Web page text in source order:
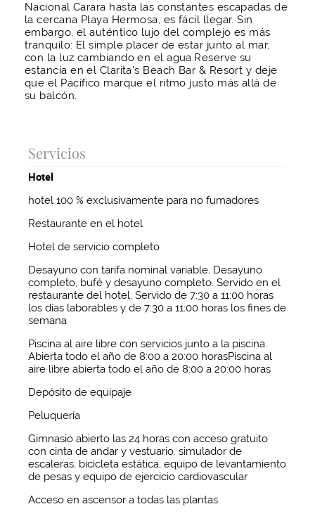
Nacional Carara hasta las constantes escapadas de
la cercana Playa Hermosa, es fácil llegar. Sin
embargo, el auténtico lujo del complejo es más
tranquilo: El simple placer de estar junto al mar,
con la luz cambiando en el agua.Reserve su
estancia en el Clarita's Beach Bar & Resort y deje
que el Pacífico marque el ritmo justo más allá de
su balcón.
Servicios
Hotel
hotel 100 % exclusivamente para no fumadores
Restaurante en el hotel
Hotel de servicio completo
Desayuno con tarifa nominal variable. Desayuno
completo, bufé y desayuno completo. Servido en el
restaurante del hotel. Servido de 7:30 a 11:00 horas
los días laborables y de 7:30 a 11:00 horas los fines de
semana
Piscina al aire libre con servicios junto a la piscina.
Abierta todo el año de 8:00 a 20:00 horasPiscina al
aire libre abierta todo el año de 8:00 a 20:00 horas
Depósito de equipaje
Peluquería
Gimnasio abierto las 24 horas con acceso gratuito
con cinta de andar y vestuario. simulador de
escaleras, bicicleta estática, equipo de levantamiento
de pesas y equipo de ejercicio cardiovascular
Acceso en ascensor a todas las plantas